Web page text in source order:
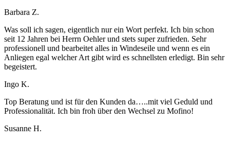
Barbara Z.
Was soll ich sagen, eigentlich nur ein Wort perfekt. Ich bin schon
seit 12 Jahren bei Herrn Oehler und stets super zufrieden. Sehr
professionell und bearbeitet alles in Windeseile und wenn es ein
Anliegen egal welcher Art gibt wird es schnellsten erledigt. Bin sehr
begeistert.
Ingo K.
Top Beratung und ist für den Kunden da…..mit viel Geduld und
Professionalität. Ich bin froh über den Wechsel zu Mofino!
Susanne H.